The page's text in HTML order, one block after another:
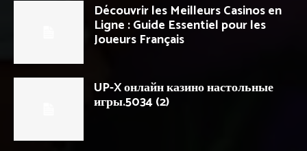
Découvrir les Meilleurs Casinos en
Ligne : Guide Essentiel pour les
Joueurs Français
UP-X онлайн казино настольные
игры.5034 (2)